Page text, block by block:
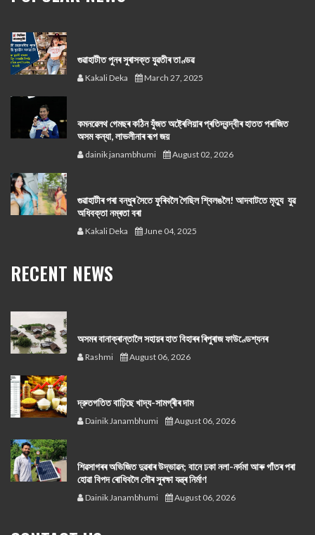
গুৱাহাটীত পুনৰ সুৰাসক্ত যুৱতীৰ তাণ্ডৱ
Kakali Deka March 27, 2025
কমনৱেলথ গেমছৰ কঠিন যুঁজত অষ্ট্ৰেলিয়াৰ প্ৰতিদ্বন্দ্বীৰ হাতত পৰাজিত
অসম কন্যা, লাভলীনাৰ ৰূপ জয়
dainik janambhumi August 02, 2026
গুৱাহাটীৰ পৰা বন্ধুৰ সৈতে ফুৰিবলৈ গৈছিল শ্বিলঙলৈ! আদবাটতে মৃত্যু যুৱ
অধিবক্তা নম্ৰতা বৰা
Kakali Deka June 04, 2025
RECENT NEWS
অসমৰ বানাক্ৰান্তালৈ সহায়ৰ হাত বিহাৰৰ ৰিপুৰাজ ফাউণ্ডেশ্যনৰ
Rashmi August 06, 2026
দ্রুতগতিত বাঢ়িছে খাদ্য-সামগ্ৰীৰ দাম
Dainik Janambhumi August 06, 2026
শিৱসাগৰৰ অভিজিত দুৱৰাৰ উদ্ভাৱন; বানে ঢকা নলা-নৰ্দমা আৰু গাঁতৰ পৰা
হোৱা বিপদ ৰোধিবলৈ সৌৰ সুৰক্ষা যন্ত্ৰ নিৰ্মাণ
Dainik Janambhumi August 06, 2026